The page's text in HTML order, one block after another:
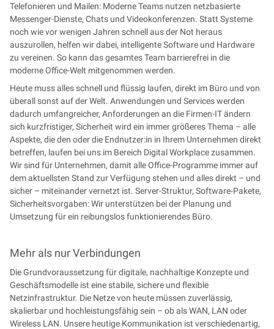
Telefonieren und Mailen: Moderne Teams nutzen netzbasierte
Messenger-Dienste, Chats und Videokonferenzen. Statt Systeme
noch wie vor wenigen Jahren schnell aus der Not heraus
auszurollen, helfen wir dabei, intelligente Software und Hardware
zu vereinen. So kann das gesamtes Team barrierefrei in die
moderne Office-Welt mitgenommen werden.
Heute muss alles schnell und flüssig laufen, direkt im Büro und von
überall sonst auf der Welt. Anwendungen und Services werden
dadurch umfangreicher, Anforderungen an die Firmen-IT ändern
sich kurzfristiger, Sicherheit wird ein immer größeres Thema – alle
Aspekte, die den oder die Endnutzer:in in Ihrem Unternehmen direkt
betreffen, laufen bei uns im Bereich Digital Workplace zusammen.
Wir sind für Unternehmen, damit alle Office-Programme immer auf
dem aktuellsten Stand zur Verfügung stehen und alles direkt – und
sicher – miteinander vernetzt ist. Server-Struktur, Software-Pakete,
Sicherheitsvorgaben: Wir unterstützen bei der Planung und
Umsetzung für ein reibungslos funktionierendes Büro.
Mehr als nur Verbindungen
Die Grundvoraussetzung für digitale, nachhaltige Konzepte und
Geschäftsmodelle ist eine stabile, sichere und flexible
Netzinfrastruktur. Die Netze von heute müssen zuverlässig,
skalierbar und hochleistungsfähig sein – ob als WAN, LAN oder
Wireless LAN. Unsere heutige Kommunikation ist verschiedenartig,